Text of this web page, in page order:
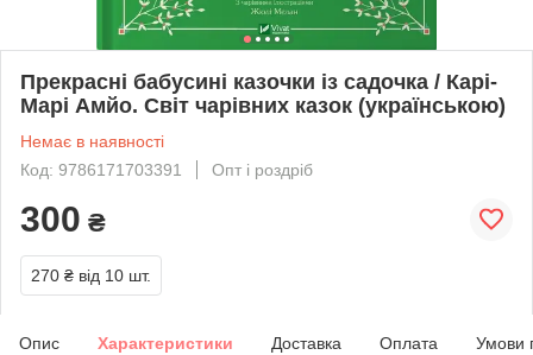
Прекрасні бабусині казочки із садочка / Карі-
Марі Амйо. Світ чарівних казок (українською)
Немає в наявності
Код: 9786171703391
Опт і роздріб
300 ₴
270 ₴ від 10 шт.
Опис Характеристики Доставка Оплата Умови